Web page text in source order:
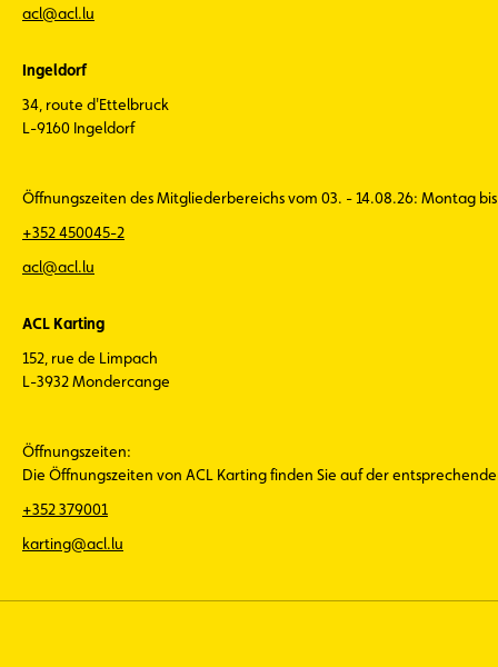
acl@acl.lu
Ingeldorf
34, route d'Ettelbruck
L-9160 Ingeldorf
Öffnungszeiten des Mitgliederbereichs vom 03. - 14.08.26: Montag
+352 450045-2
acl@acl.lu
ACL Karting
152, rue de Limpach
L-3932 Mondercange
Öffnungszeiten:
Die Öffnungszeiten von ACL Karting finden Sie auf der
+352 379001
karting@acl.lu